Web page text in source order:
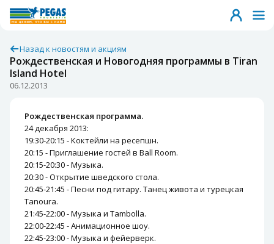
Назад к новостям и акциям
Рождественская и Новогодняя программы в Tiran
Island Hotel
06.12.2013
Рождественская программа.
24 декабря 2013:
19:30-20:15 - Коктейли на ресепшн.
20:15 - Приглашение гостей в Ball Room.
20:15-20:30 - Музыка.
20:30 - Открытие шведского стола.
20:45-21:45 - Песни под гитару. Танец живота и турецкая
Tanoura.
21:45-22:00 - Музыка и Tambolla.
22:00-22:45 - Анимационное шоу.
22:45-23:00 - Музыка и фейерверк.